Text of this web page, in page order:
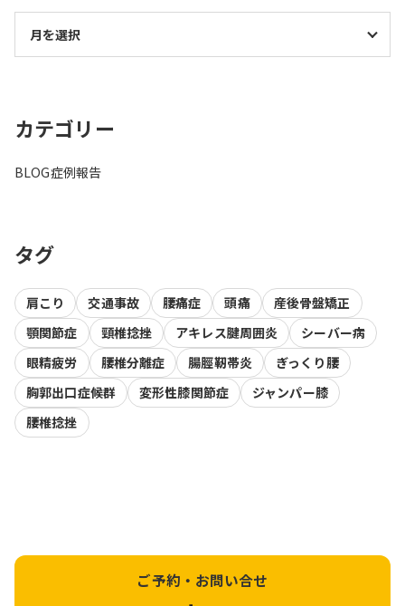
カテゴリー
BLOG症例報告
タグ
肩こり 交通事故 腰痛症 頭痛
産後骨盤矯正
顎関節症
頸椎捻挫 アキレス腱周囲炎
シーバー病
眼精疲労
腰椎分離症 腸脛靭帯炎
ぎっくり腰
胸郭出口症候群
変形性膝関節症
ジャンパー膝
腰椎捻挫
ご予約・お問い合せ